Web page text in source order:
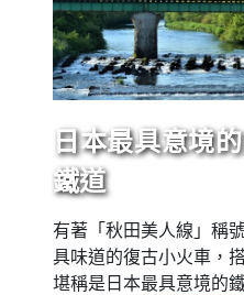
日本最具意境
鐵道
有著「秋田美人線」稱
具味道的復古小火車，
堪稱是日本最具意境的